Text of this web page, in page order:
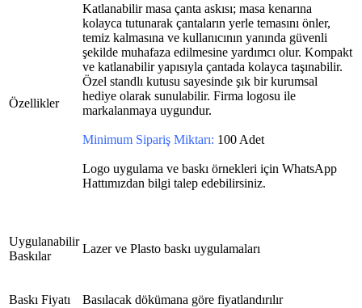
Özellikler
Katlanabilir masa çanta askısı; masa kenarına
kolayca tutunarak çantaların yerle temasını önler,
temiz kalmasına ve kullanıcının yanında güvenli
şekilde muhafaza edilmesine yardımcı olur. Kompakt
ve katlanabilir yapısıyla çantada kolayca taşınabilir.
Özel standlı kutusu sayesinde şık bir kurumsal
hediye olarak sunulabilir. Firma logosu ile
markalanmaya uygundur.
Minimum Sipariş Miktarı: 100 Adet
Logo uygulama ve baskı örnekleri için WhatsApp
Hattımızdan bilgi talep edebilirsiniz.
Uygulanabilir
Baskılar
Lazer ve Plasto baskı uygulamaları
Baskı Fiyatı Basılacak dökümana göre fiyatlandırılır